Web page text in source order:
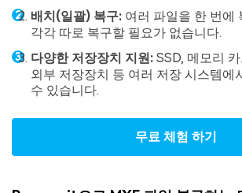
배치(일괄) 복구: 여러 파일을 한 번에
각각 따로 복구할 필요가 없습니다.
다양한 저장장치 지원: SSD, 메모리
외부 저장장치 등 여러 저장 시스템에
수 있습니다.
무료 체험 하기